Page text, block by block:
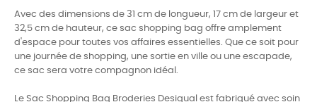
Avec des dimensions de 31 cm de longueur, 17 cm de largeur et
32,5 cm de hauteur, ce sac shopping bag offre amplement
d'espace pour toutes vos affaires essentielles. Que ce soit pour
une journée de shopping, une sortie en ville ou une escapade,
ce sac sera votre compagnon idéal.
Le Sac Shopping Bag Broderies Desigual est fabriqué avec soin